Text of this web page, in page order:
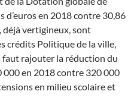
en 2018 contre 30,86
vertigineux, sont
crédits Politique de la ville,
faut rajouter la réduction du
en 2018 contre 320 000
en milieu scolaire et